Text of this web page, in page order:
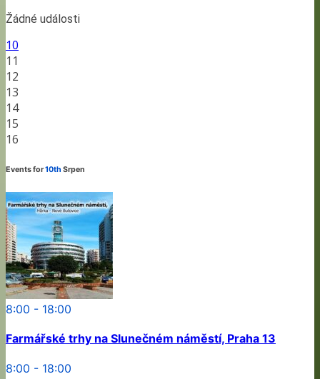
Žádné události
10
11
12
13
14
15
16
Events for10th Srpen
8:00 - 18:00
Farmářské trhy na Slunečném náměstí, Praha 13
8:00 - 18:00